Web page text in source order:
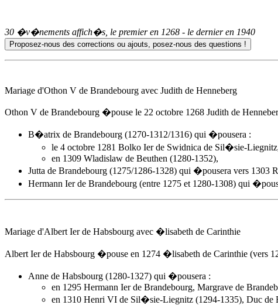
30 �v�nements affich�s, le premier en 1268 - le dernier en 1940
Mariage d'Othon V de Brandebourg avec Judith de Henneberg
Othon V de Brandebourg �pouse le 22 octobre 1268 Judith de
B�atrix de Brandebourg (1270-1312/1316) qui �pousera :
le 4 octobre 1281 Bolko Ier de Swidnica de Sil�sie-
en 1309 Wladislaw de Beuthen (1280-1352),
Jutta de Brandebourg (1275/1286-1328) qui �pousera vers 1303
Hermann Ier de Brandebourg (entre 1275 et 1280-1308) qui
Mariage d'Albert Ier de Habsbourg avec �lisabeth de Carinthie
Albert Ier de Habsbourg �pouse en 1274 �lisabeth de Carinthie (vers
Anne de Habsbourg (1280-1327) qui �pousera :
en 1295 Hermann Ier de Brandebourg, Margrave de
en 1310 Henri VI de Sil�sie-Liegnitz (1294-1335), Duc de